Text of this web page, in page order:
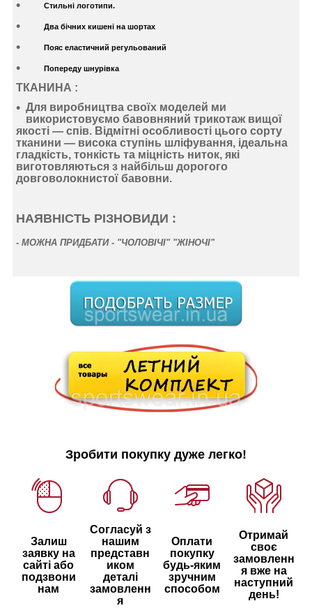
Стильні логотипи.
Два бічних кишені на шортах
Пояс еластичний регульований
Попереду шнурівка
ТКАНИНА :
Для виробництва своїх моделей ми
використовуємо бавовняний трикотаж вищої
якості — спів. Відмітні особливості цього сорту
тканини — висока ступінь шліфування, ідеальна
гладкість, тонкість та міцність ниток, які
виготовляються з найбільш дорогого
довговолокнистої бавовни.
НАЯВНІСТЬ РІЗНОВИДИ :
- МОЖНА ПРИДБАТИ - "ЧОЛОВІЧІ" "ЖІНОЧІ"
Зробити покупку дуже легко!
Залиш
заявку на
сайті або
подзвони
нам
Согласуй з
нашим
представн
иком
деталі
замовленн
я
Оплати
покупку
будь-яким
зручним
способом
Отримай
своє
замовленн
я вже на
наступний
день!